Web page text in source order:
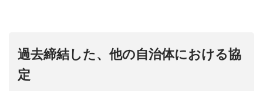
過去締結した、他の自治体における協
定